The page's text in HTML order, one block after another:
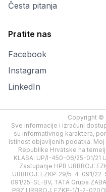
Česta pitanja
Pratite nas
Facebook
Instagram
LinkedIn
Copyright ©
Sve informacije i izračuni
su informativnog karaktera,
istinost objavljenih podatka.
Republike Hrvatske na
KLASA: UP/I-450-06/25-01/21
Zastupanje HPB URBROJ:
URBROJ: EZKP-29/5-4-091/
091/25-SL-BV, TATA Grupa
PBZ URBROJ: EZKP-1/1-2-